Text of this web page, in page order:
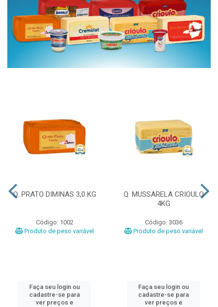
Q. PRATO DIMINAS 3,0 KG
Código: 1002
Produto de peso variável
Faça seu login ou
cadastre-se para
ver preços e
Q. MUSSARELA CRIOULO
4KG
Código: 3036
Produto de peso variável
Faça seu login ou
cadastre-se para
ver preços e